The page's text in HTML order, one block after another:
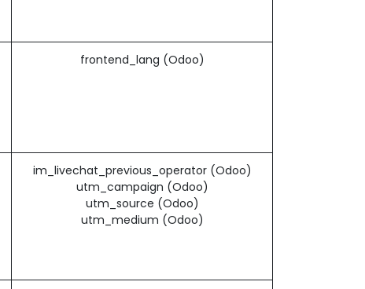
frontend_lang (Odoo)
im_livechat_previous_operator (Odoo)
utm_campaign (Odoo)
utm_source (Odoo)
utm_medium (Odoo)